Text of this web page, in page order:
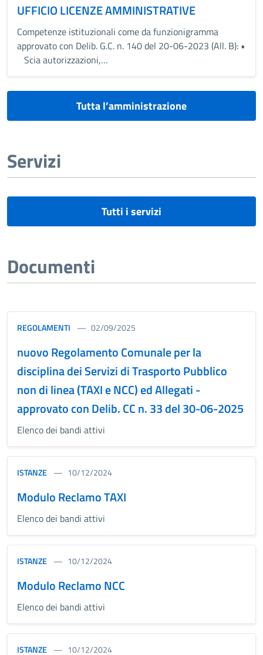
UFFICIO LICENZE AMMINISTRATIVE
Competenze istituzionali come da funzionigramma
approvato con Delib. G.C. n. 140 del 20-06-2023 (All. B): •
Scia autorizzazioni,…
Tutta l’amministrazione
Servizi
Tutti i servizi
Documenti
REGOLAMENTI 02/09/2025
nuovo Regolamento Comunale per la
disciplina dei Servizi di Trasporto Pubblico
non di linea (TAXI e NCC) ed Allegati -
approvato con Delib. CC n. 33 del 30-06-2025
Elenco dei bandi attivi
ISTANZE 10/12/2024
Modulo Reclamo TAXI
Elenco dei bandi attivi
ISTANZE 10/12/2024
Modulo Reclamo NCC
Elenco dei bandi attivi
ISTANZE 10/12/2024